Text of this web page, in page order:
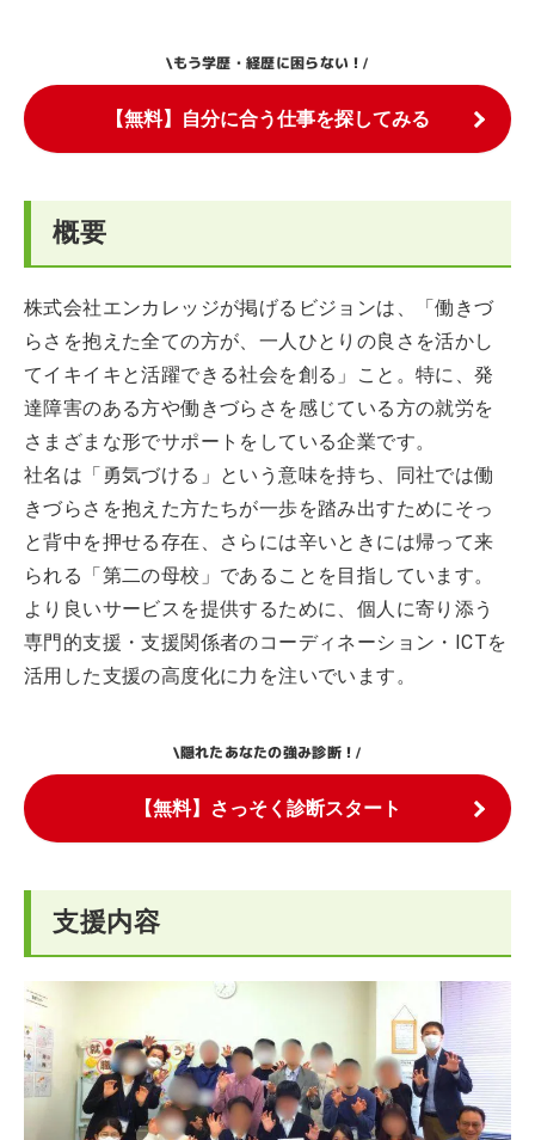
\もう学歴・経歴に困らない！/
【無料】自分に合う仕事を探してみる
概要
株式会社エンカレッジが掲げるビジョンは、「働きづ
らさを抱えた全ての方が、一人ひとりの良さを活かし
てイキイキと活躍できる社会を創る」こと。特に、発
達障害のある方や働きづらさを感じている方の就労を
さまざまな形でサポートをしている企業です。
社名は「勇気づける」という意味を持ち、同社では働
きづらさを抱えた方たちが一歩を踏み出すためにそっ
と背中を押せる存在、さらには辛いときには帰って来
られる「第二の母校」であることを目指しています。
より良いサービスを提供するために、個人に寄り添う
専門的支援・支援関係者のコーディネーション・ICTを
活用した支援の高度化に力を注いでいます。
\隠れたあなたの強み診断！/
【無料】さっそく診断スタート
支援内容